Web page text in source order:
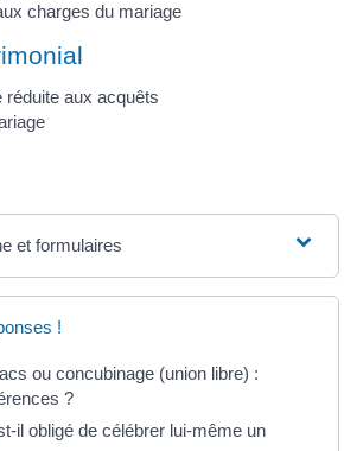
charges du mariage
réduite aux acquêts
et formulaires
!
ou concubinage (union libre) :
?
il obligé de célébrer lui-même un